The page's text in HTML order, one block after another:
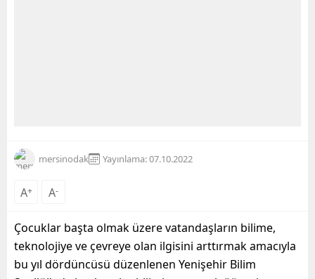
mersinodak Yayınlama: 07.10.2022
A+ A-
Çocuklar başta olmak üzere vatandaşların bilime,
teknolojiye ve çevreye olan ilgisini arttırmak amacıyla
bu yıl dördüncüsü düzenlenen Yenişehir Bilim